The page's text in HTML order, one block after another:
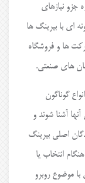
جزو نیازهای
ای با بیرینگ ها
ها و فروشگاه
های صنعتی.
گوناگون
آشنا شوند و
اصلی بیرینگ
انتخاب یا
موضوع روبرو